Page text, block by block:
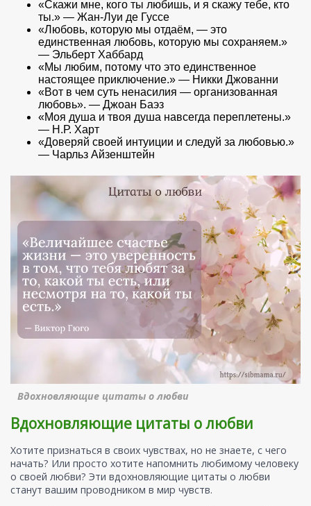
«Скажи мне, кого ты любишь, и я скажу тебе, кто
ты.» — Жан-Луи де Гуссе
«Любовь, которую мы отдаём, — это
единственная любовь, которую мы сохраняем.»
— Эльберт Хаббард
«Мы любим, потому что это единственное
настоящее приключение.» — Никки Джованни
«Вот в чем суть ненасилия — организованная
любовь». — Джоан Баэз
«Моя душа и твоя душа навсегда переплетены.»
— Н.Р. Харт
«Доверяй своей интуиции и следуй за любовью.»
— Чарльз Айзенштейн
Вдохновляющие цитаты о любви
Вдохновляющие цитаты о любви
Хотите признаться в своих чувствах, но не знаете, с чего
начать? Или просто хотите напомнить любимому человеку
о своей любви? Эти вдохновляющие цитаты о любви
станут вашим проводником в мир чувств.